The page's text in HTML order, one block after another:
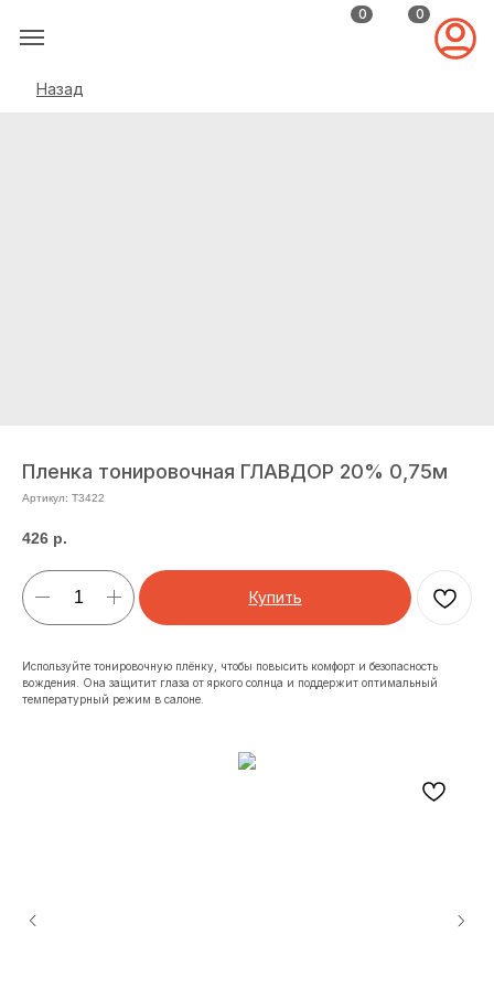
0 0
Назад
Пленка тонировочная ГЛАВДОР 20% 0,75м
Артикул: T3422
426 р.
Купить
Используйте тонировочную плёнку, чтобы повысить комфорт и безопасность
вождения. Она защитит глаза от яркого солнца и поддержит оптимальный
температурный режим в салоне.